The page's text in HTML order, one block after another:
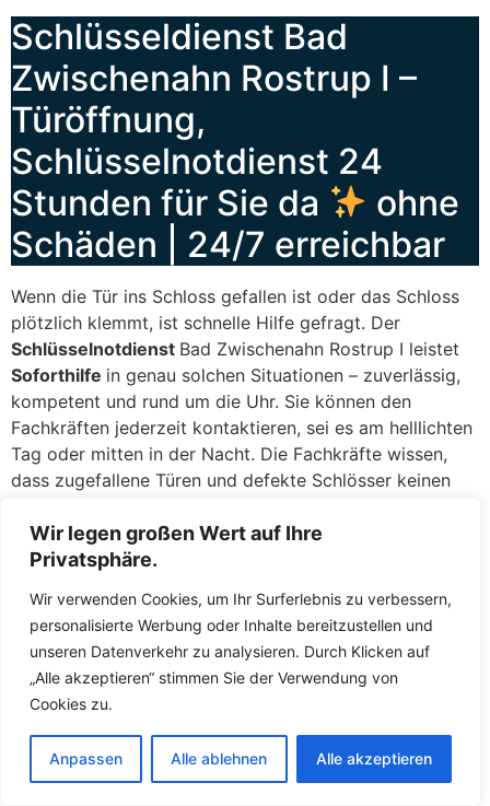
Wir legen großen Wert auf Ihre
Privatsphäre.
Wir verwenden Cookies, um Ihr Surferlebnis zu verbessern,
personalisierte Werbung oder Inhalte bereitzustellen und
unseren Datenverkehr zu analysieren. Durch Klicken auf
„Alle akzeptieren“ stimmen Sie der Verwendung von
Cookies zu.
Anpassen Alle ablehnen Alle akzeptieren
Schlüsseldienst Bad
Zwischenahn Rostrup I –
Türöffnung,
Schlüsselnotdienst 24
Stunden für Sie da
ohne
Schäden | 24/7 erreichbar
Wenn die Tür ins Schloss gefallen ist oder das Schloss
plötzlich klemmt, ist schnelle Hilfe gefragt. Der
Schlüsselnotdienst Bad Zwischenahn Rostrup I leistet
Soforthilfe in genau solchen Situationen – zuverlässig,
kompetent und rund um die Uhr. Sie können den
Fachkräften jederzeit kontaktieren, sei es am helllichten
Tag oder mitten in der Nacht. Die Fachkräfte wissen,
dass zugefallene Türen und defekte Schlösser keinen
nicht lange warten. In der Regel sind die Fachkräfte
innerhalb kürzester Zeit bei Ihnen, um das Problem zu
Zugefallene Türen: Eine Sekunde unaufmerksam, und die
Tür fällt ins Schloss, während der Schlüssel noch
drinnen liegt – ein Missgeschick, das jedem passieren
kann. Keine Panik: Dere geschulten Mitarbeiter öffnen
zugefalleneTürenin Bad Zwischenahn Rostrup I täglich
und haben hierfür routinierte Handgriffe. Meist gelingt
es den Fachkräften, die Tür ohne jegliche Beschädigung